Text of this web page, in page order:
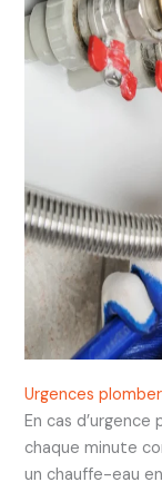
Urgences
En cas d’urgence
chaque minute
un chauffe-eau